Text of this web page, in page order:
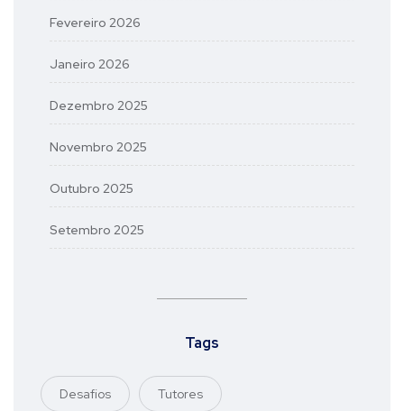
Fevereiro 2026
Janeiro 2026
Dezembro 2025
Novembro 2025
Outubro 2025
Setembro 2025
Tags
Desafios Tutores